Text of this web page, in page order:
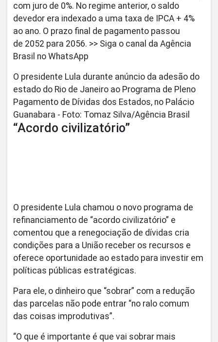
com juro de 0%. No regime anterior, o saldo
devedor era indexado a uma taxa de IPCA + 4%
ao ano. O prazo final de pagamento passou
de 2052 para 2056. >> Siga o canal da Agência
Brasil no WhatsApp
O presidente Lula durante anúncio da adesão do
estado do Rio de Janeiro ao Programa de Pleno
Pagamento de Dívidas dos Estados, no Palácio
Guanabara - Foto: Tomaz Silva/Agência Brasil
“Acordo civilizatório”
O presidente Lula chamou o novo programa de
refinanciamento de “acordo civilizatório” e
comentou que a renegociação de dívidas cria
condições para a União receber os recursos e
oferece oportunidade ao estado para investir em
políticas públicas estratégicas.
Para ele, o dinheiro que “sobrar” com a redução
das parcelas não pode entrar “no ralo comum
das coisas improdutivas”.
“O que é importante é que vai sobrar mais